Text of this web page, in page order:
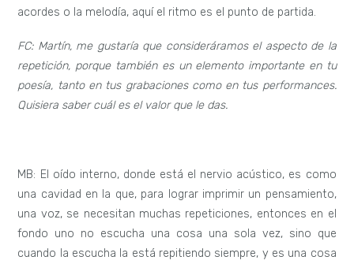
acordes o la melodía, aquí el ritmo es el punto de partida.
FC: Martín, me gustaría que consideráramos el aspecto de la
repetición, porque también es un elemento importante en tu
poesía, tanto en tus grabaciones como en tus performances.
Quisiera saber cuál es el valor que le das.
MB: El oído interno, donde está el nervio acústico, es como
una cavidad en la que, para lograr imprimir un pensamiento,
una voz, se necesitan muchas repeticiones, entonces en el
fondo uno no escucha una cosa una sola vez, sino que
cuando la escucha la está repitiendo siempre, y es una cosa